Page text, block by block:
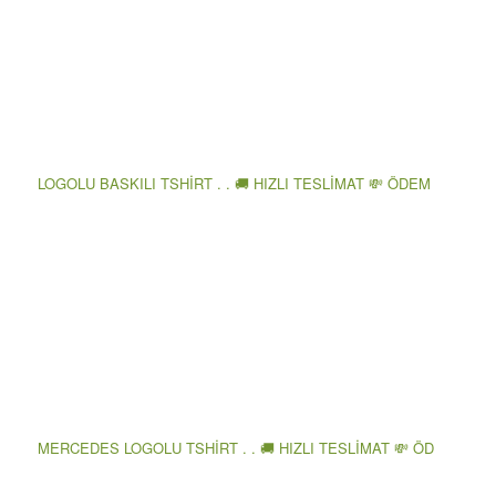
LOGOLU BASKILI TSHİRT . . 🚚 HIZLI TESLİMAT 💸 ÖDEM
MERCEDES LOGOLU TSHİRT . . 🚚 HIZLI TESLİMAT 💸 ÖD